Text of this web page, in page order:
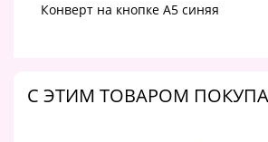
Конверт на кнопке А5 синяя
C ЭТИМ ТОВАРОМ